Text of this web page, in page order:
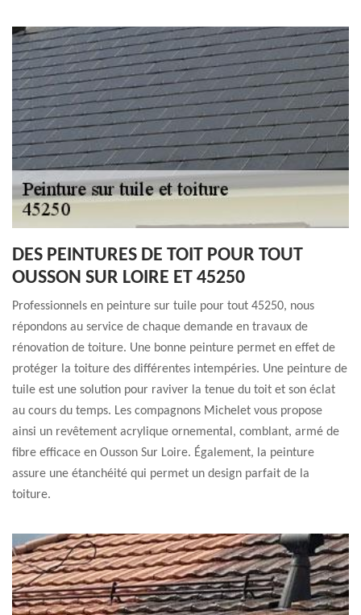
DES PEINTURES DE TOIT POUR TOUT
OUSSON SUR LOIRE ET 45250
Professionnels en peinture sur tuile pour tout 45250, nous
répondons au service de chaque demande en travaux de
rénovation de toiture. Une bonne peinture permet en effet de
protéger la toiture des différentes intempéries. Une peinture de
tuile est une solution pour raviver la tenue du toit et son éclat
au cours du temps. Les compagnons Michelet vous propose
ainsi un revêtement acrylique ornemental, comblant, armé de
fibre efficace en Ousson Sur Loire. Également, la peinture
assure une étanchéité qui permet un design parfait de la
toiture.